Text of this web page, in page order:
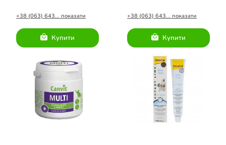
+38 (063) 643... показати
Купити
+38 (063) 643... показати
Купити